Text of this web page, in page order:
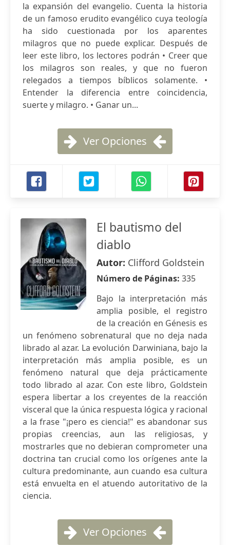
la expansión del evangelio. Cuenta la historia
de un famoso erudito evangélico cuya teología
ha sido cuestionada por los aparentes
milagros que no puede explicar. Después de
leer este libro, los lectores podrán • Creer que
los milagros son reales, y que no fueron
relegados a tiempos bíblicos solamente. •
Entender la diferencia entre coincidencia,
suerte y milagro. • Ganar un...
Ver Opciones
El bautismo del
diablo
Autor: Clifford Goldstein
Número de Páginas: 335
Bajo la interpretación más
amplia posible, el registro
de la creación en Génesis es
un fenómeno sobrenatural que no deja nada
librado al azar. La evolución Darwiniana, bajo la
interpretación más amplia posible, es un
fenómeno natural que deja prácticamente
todo librado al azar. Con este libro, Goldstein
espera libertar a los creyentes de la reacción
visceral que la única respuesta lógica y racional
a la frase "¡pero es ciencia!" es abandonar sus
propias creencias, aun las religiosas, y
mostrarles que no debieran comprometer una
doctrina tan crucial como los orígenes ante la
cultura predominante, aun cuando esa cultura
está envuelta en el atuendo autoritativo de la
ciencia.
Ver Opciones